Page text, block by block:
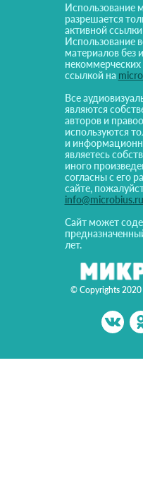
© Copyrights 2020
Использование
разрешается
активной
Использование
материалов без
ссылкой на
Все
являются
авторов и
используются
и
являетесь
иного
согласны с его
сайте,
info@microbius.ru
Сайт может
лет.